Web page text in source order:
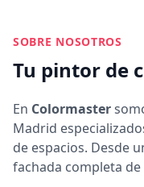
SOBRE NOSOTROS
Tu pintor de
En Colormaster
Madrid
de espacios. Desde
fachada completa